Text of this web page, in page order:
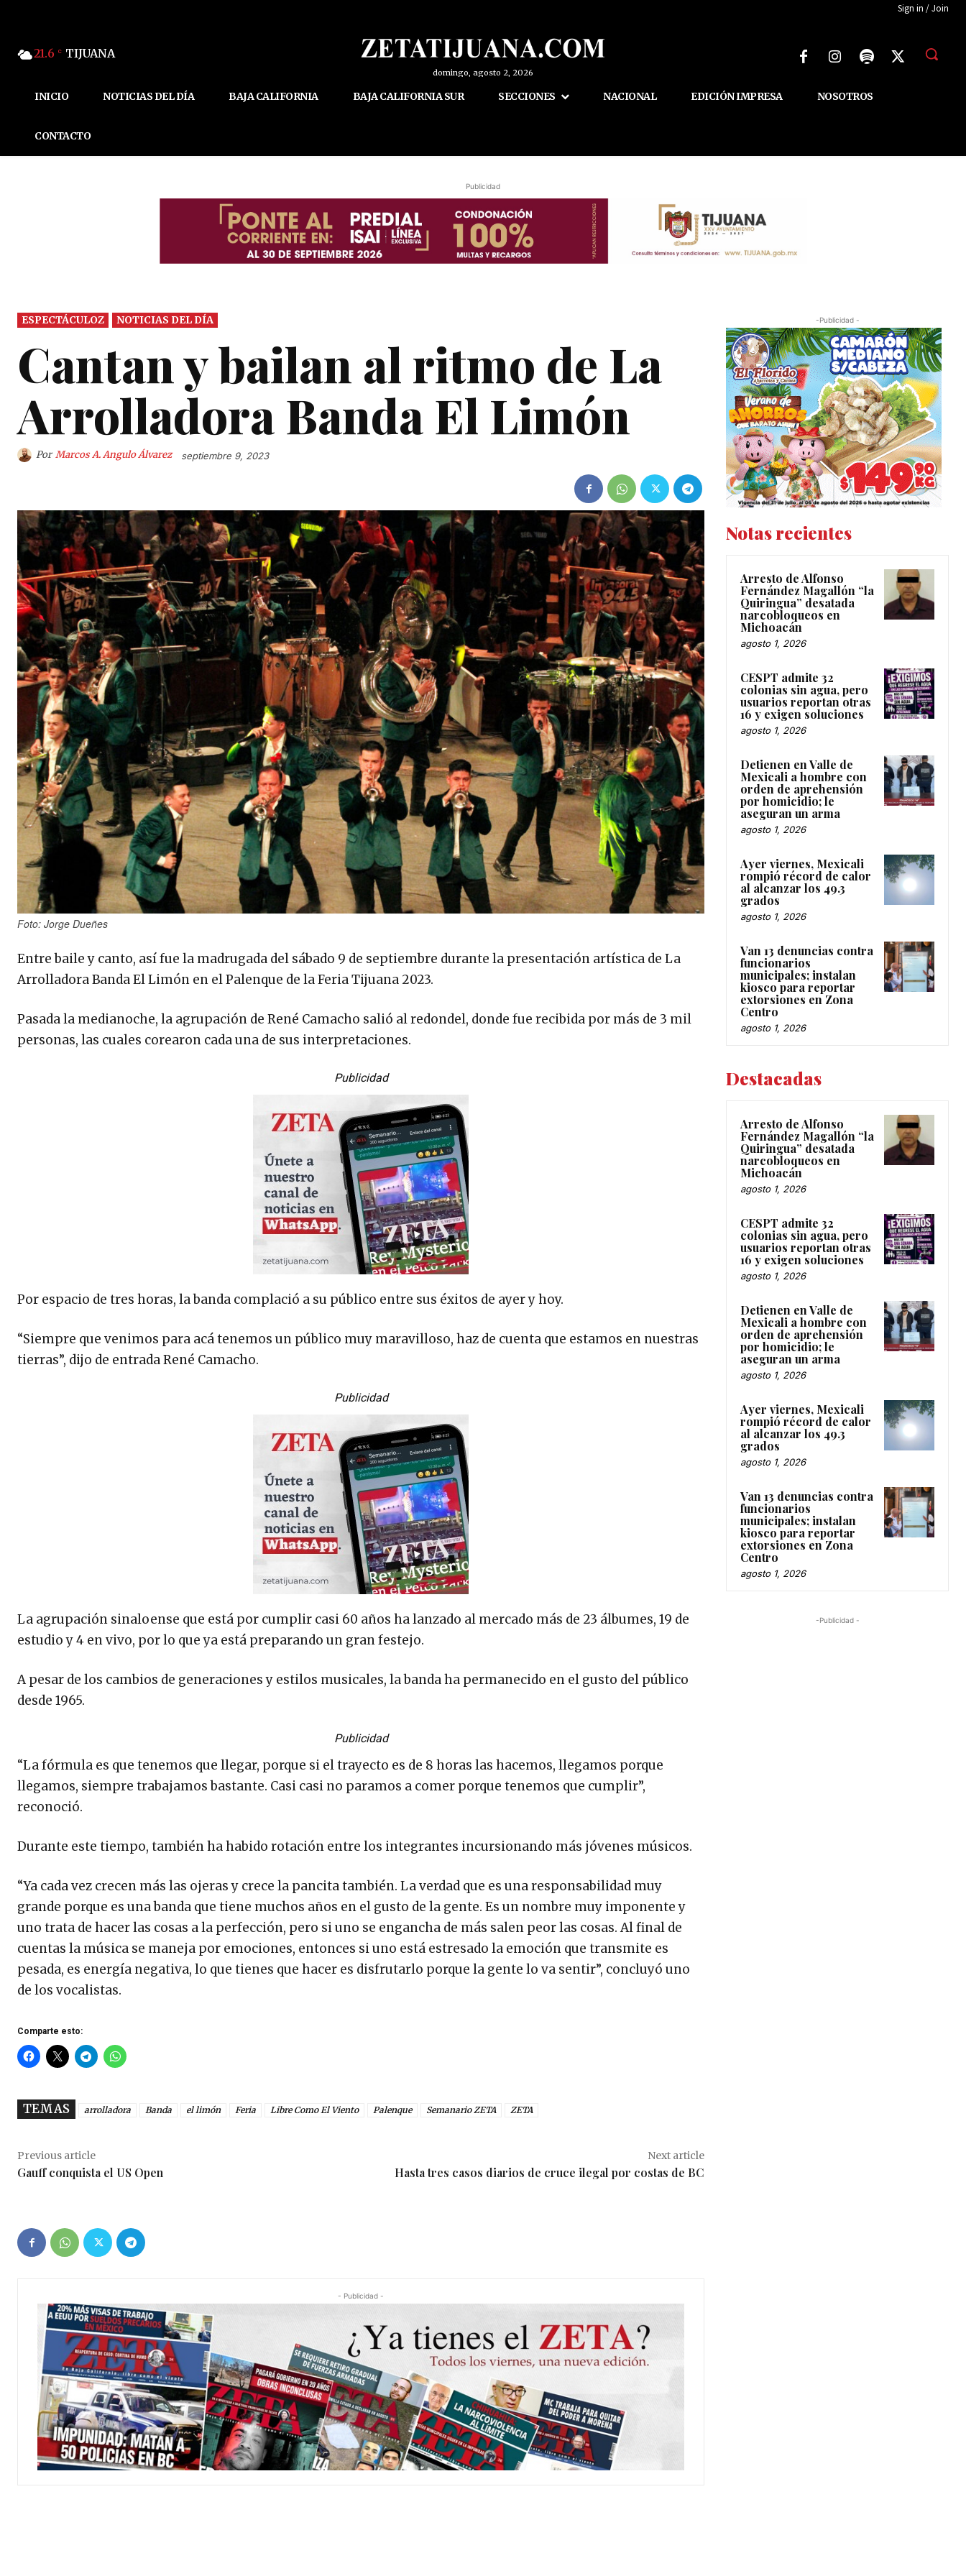
Sign in / Join
21.6 C TIJUANA
domingo, agosto 2, 2026
INICIO NOTICIAS DEL DÍA BAJA CALIFORNIA BAJA CALIFORNIA SUR SECCIONES NACIONAL EDICIÓN IMPRESA NOSOTROS
CONTACTO
Publicidad
ESPECTÁCULOZ NOTICIAS DEL DÍA
Cantan y bailan al ritmo de La
Arrolladora Banda El Limón
Por Marcos A. Angulo Álvarez septiembre 9, 2023
Foto: Jorge Dueñes
Entre baile y canto, así fue la madrugada del sábado 9 de septiembre durante la presentación artística de La
Arrolladora Banda El Limón en el Palenque de la Feria Tijuana 2023.
Pasada la medianoche, la agrupación de René Camacho salió al redondel, donde fue recibida por más de 3 mil
personas, las cuales corearon cada una de sus interpretaciones.
Publicidad
Por espacio de tres horas, la banda complació a su público entre sus éxitos de ayer y hoy.
“Siempre que venimos para acá tenemos un público muy maravilloso, haz de cuenta que estamos en nuestras
tierras”, dijo de entrada René Camacho.
Publicidad
La agrupación sinaloense que está por cumplir casi 60 años ha lanzado al mercado más de 23 álbumes, 19 de
estudio y 4 en vivo, por lo que ya está preparando un gran festejo.
A pesar de los cambios de generaciones y estilos musicales, la banda ha permanecido en el gusto del público
desde 1965.
Publicidad
“La fórmula es que tenemos que llegar, porque si el trayecto es de 8 horas las hacemos, llegamos porque
llegamos, siempre trabajamos bastante. Casi casi no paramos a comer porque tenemos que cumplir”,
reconoció.
Durante este tiempo, también ha habido rotación entre los integrantes incursionando más jóvenes músicos.
“Ya cada vez crecen más las ojeras y crece la pancita también. La verdad que es una responsabilidad muy
grande porque es una banda que tiene muchos años en el gusto de la gente. Es un nombre muy imponente y
uno trata de hacer las cosas a la perfección, pero si uno se engancha de más salen peor las cosas. Al final de
cuentas la música se maneja por emociones, entonces si uno está estresado la emoción que transmite es
pesada, es energía negativa, lo que tienes que hacer es disfrutarlo porque la gente lo va sentir”, concluyó uno
de los vocalistas.
Comparte esto:
TEMAS arrolladora Banda el limón Feria Libre Como El Viento Palenque Semanario ZETA ZETA
Previous article
Gauff conquista el US Open
Next article
Hasta tres casos diarios de cruce ilegal por costas de BC
- Publicidad -
-Publicidad -
Notas recientes
Arresto de Alfonso
Fernández Magallón “la
Quiringua” desatada
narcobloqueos en
Michoacán
agosto 1, 2026
CESPT admite 32
colonias sin agua, pero
usuarios reportan otras
16 y exigen soluciones
agosto 1, 2026
Detienen en Valle de
Mexicali a hombre con
orden de aprehensión
por homicidio; le
aseguran un arma
agosto 1, 2026
Ayer viernes, Mexicali
rompió récord de calor
al alcanzar los 49.3
grados
agosto 1, 2026
Van 13 denuncias contra
funcionarios
municipales; instalan
kiosco para reportar
extorsiones en Zona
Centro
agosto 1, 2026
Destacadas
Arresto de Alfonso
Fernández Magallón “la
Quiringua” desatada
narcobloqueos en
Michoacán
agosto 1, 2026
CESPT admite 32
colonias sin agua, pero
usuarios reportan otras
16 y exigen soluciones
agosto 1, 2026
Detienen en Valle de
Mexicali a hombre con
orden de aprehensión
por homicidio; le
aseguran un arma
agosto 1, 2026
Ayer viernes, Mexicali
rompió récord de calor
al alcanzar los 49.3
grados
agosto 1, 2026
Van 13 denuncias contra
funcionarios
municipales; instalan
kiosco para reportar
extorsiones en Zona
Centro
agosto 1, 2026
-Publicidad -